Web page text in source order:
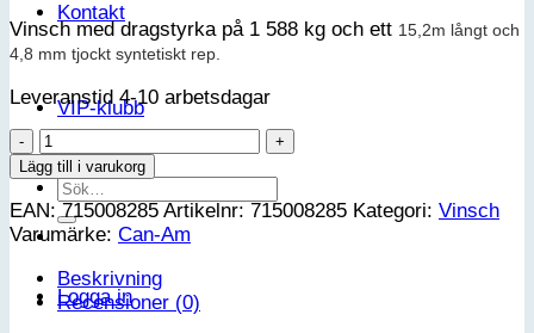
Kontakt
VIP-klubb
Sök
efter:
Logga in
Vinsch med dragstyrka på 1 588 kg och ett 15,2m långt och
4,8 mm tjockt syntetiskt rep.
Leveranstid 4-10 arbetsdagar
Can-
Am
HD
3500-
S
G3L
mängd
Lägg till i varukorg
EAN:715008285 Artikelnr: 715008285 Kategori: Vinsch
Varumärke: Can-Am
Beskrivning
Recensioner (0)